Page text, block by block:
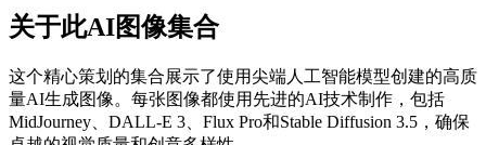
关于此AI图像集合
这个精心策划的集合展示了使用尖端人工智能模型创建的高质
量AI生成图像。每张图像都使用先进的AI技术制作，包括
MidJourney、DALL-E 3、Flux Pro和Stable Diffusion 3.5，确保